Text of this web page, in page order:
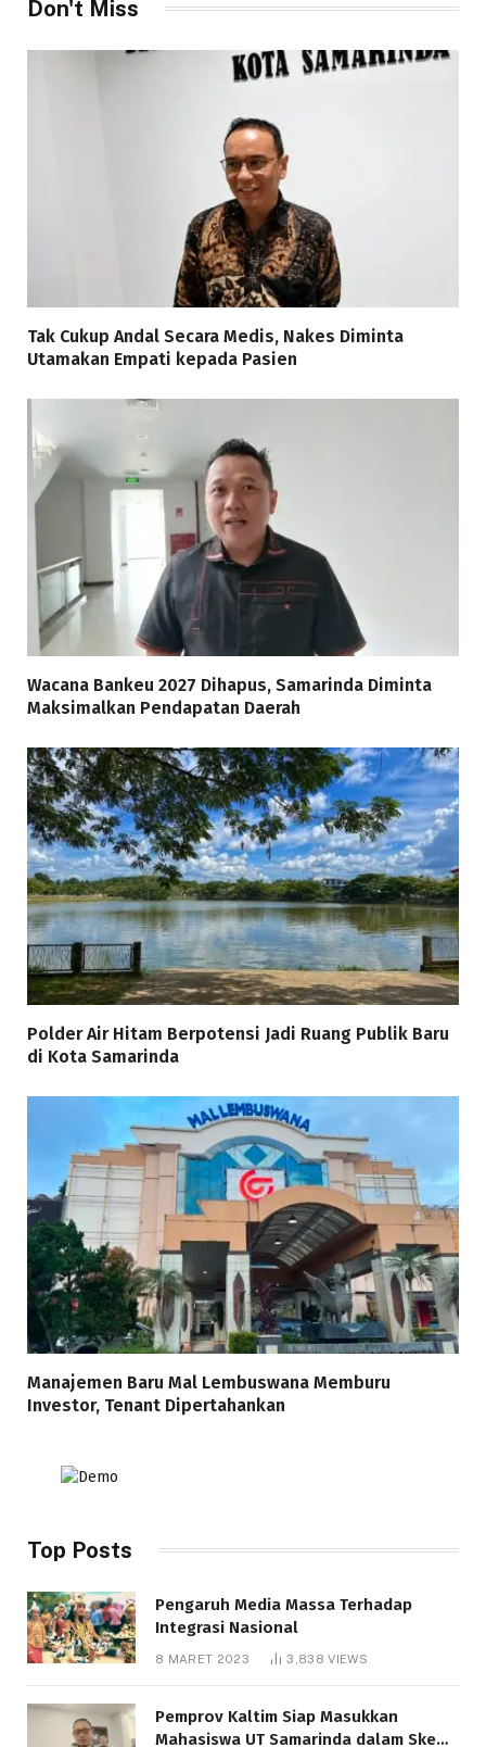
Don't Miss
Tak Cukup Andal Secara Medis, Nakes Diminta
Utamakan Empati kepada Pasien
Wacana Bankeu 2027 Dihapus, Samarinda Diminta
Maksimalkan Pendapatan Daerah
Polder Air Hitam Berpotensi Jadi Ruang Publik Baru
di Kota Samarinda
Manajemen Baru Mal Lembuswana Memburu
Investor, Tenant Dipertahankan
Top Posts
Pengaruh Media Massa Terhadap
Integrasi Nasional
8 MARET 2023 3,838VIEWS
Pemprov Kaltim Siap Masukkan
Mahasiswa UT Samarinda dalam Skema